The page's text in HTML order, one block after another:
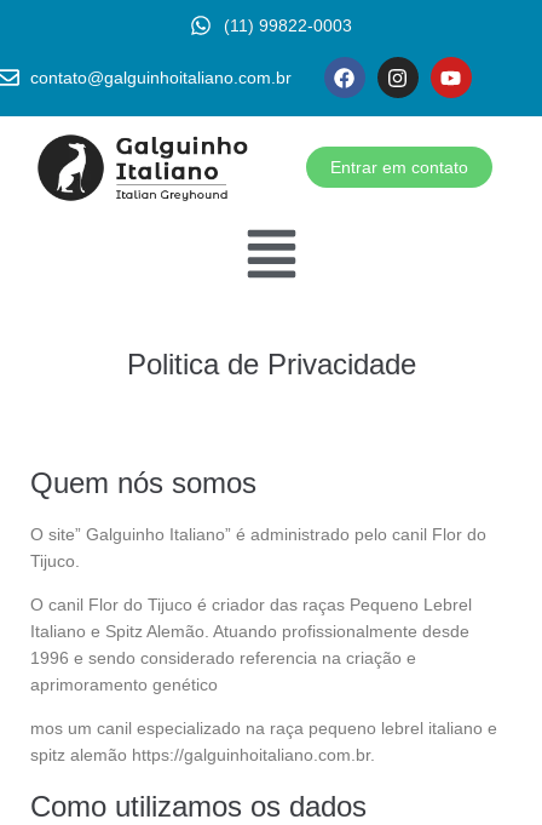
(11) 99822-0003
contato@galguinhoitaliano.com.br
Entrar em contato
Politica de Privacidade
Quem nós somos
O site” Galguinho Italiano” é administrado pelo canil Flor do
Tijuco.
O canil Flor do Tijuco é criador das raças Pequeno Lebrel
Italiano e Spitz Alemão. Atuando profissionalmente desde
1996 e sendo considerado referencia na criação e
aprimoramento genético
mos um canil especializado na raça pequeno lebrel italiano e
spitz alemão https://galguinhoitaliano.com.br.
Como utilizamos os dados